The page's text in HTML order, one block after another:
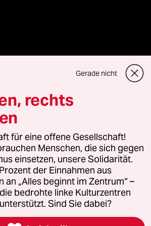
Vertriebs GmbH
Bei rechtlichen Fragen oder für Genehmigungen
lizenzen@taz.de
Kommune-Richtlinien
Datenschutz Impressum AGB
Gerade nicht
rechts
für eine offene Gesellschaft!
Menschen, die sich gegen
einsetzen, unsere Solidarität.
der Einnahmen aus
an „Alles beginnt im Zentrum“ –
bedrohte linke Kulturzentren
Sind Sie dabei?